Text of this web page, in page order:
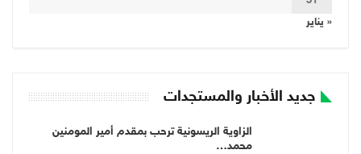
« يناير
جديد الأخبار والمستجدات
الزاوية الريسونية ترحب بمقدم أمير المومنين
محمد…